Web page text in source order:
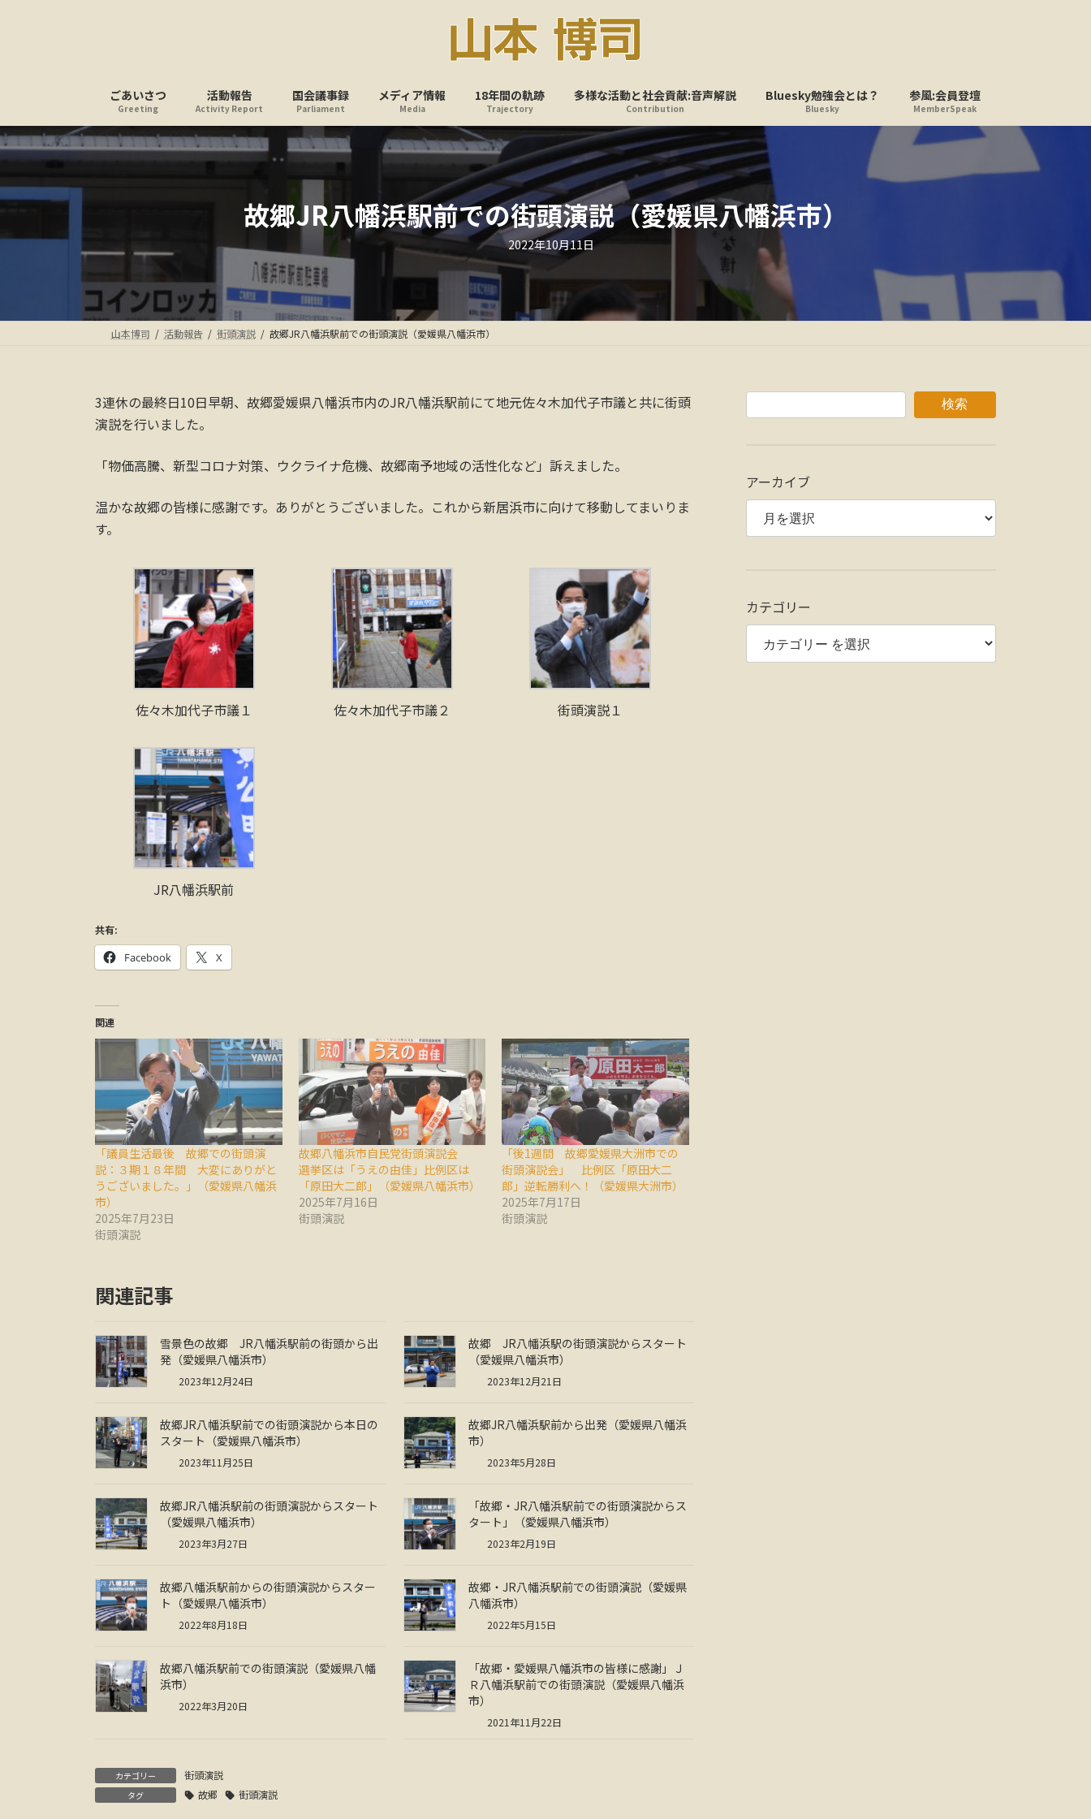
ス
キ
ッ
プ
ン
に
移
動
ごあいさつ
Greeting
活動報告
Activity Report
国会議事録
Parliament
メディア情報
Media
18年間の軌跡
Trajectory
多様な活動と社会貢献:音声解説
Contribution
Bluesky勉強会とは？
Bluesky
参風:会員登壇
MemberSpeak
故郷JR八幡浜駅前での街頭演説（愛媛県八幡浜市）
最
終
更
2022年10月11日
山本博司 活動報告 街頭演説 故郷JR八幡浜駅前での街頭演説（愛媛県八幡浜市）
3連休の最終日10日早朝、故郷愛媛県八幡浜市内のJR八幡浜駅前にて地元佐々木加代子市議と共に街頭
演説を行いました。
「物価高騰、新型コロナ対策、ウクライナ危機、故郷南予地域の活性化など」訴えました。
温かな故郷の皆様に感謝です。ありがとうございました。これから新居浜市に向けて移動してまいりま
す。
佐々木加代子市議１ 佐々木加代子市議２ 街頭演説１
JR八幡浜駅前
共有:
Facebook X
関連
「議員生活最後 故郷での街頭演
説：３期１８年間 大変にありがと
うございました。」（愛媛県八幡浜
市）
2025年7月23日
街頭演説
故郷八幡浜市自民党街頭演説会
選挙区は「うえの由佳」比例区は
「原田大二郎」（愛媛県八幡浜市）
2025年7月16日
街頭演説
「後1週間 故郷愛媛県大洲市での
街頭演説会」 比例区「原田大二
郎」逆転勝利へ！（愛媛県大洲市）
2025年7月17日
街頭演説
関連記事
雪景色の故郷 JR八幡浜駅前の街頭から出
発（愛媛県八幡浜市）
2023年12月24日
故郷 JR八幡浜駅の街頭演説からスタート
（愛媛県八幡浜市）
2023年12月21日
故郷JR八幡浜駅前での街頭演説から本日の
スタート（愛媛県八幡浜市）
2023年11月25日
故郷JR八幡浜駅前から出発（愛媛県八幡浜
市）
2023年5月28日
故郷JR八幡浜駅前の街頭演説からスタート
（愛媛県八幡浜市）
2023年3月27日
「故郷・JR八幡浜駅前での街頭演説からス
タート」（愛媛県八幡浜市）
2023年2月19日
故郷八幡浜駅前からの街頭演説からスター
ト（愛媛県八幡浜市）
2022年8月18日
故郷・JR八幡浜駅前での街頭演説（愛媛県
八幡浜市）
2022年5月15日
故郷八幡浜駅前での街頭演説（愛媛県八幡
浜市）
2022年3月20日
「故郷・愛媛県八幡浜市の皆様に感謝」Ｊ
Ｒ八幡浜駅前での街頭演説（愛媛県八幡浜
市）
2021年11月22日
カテゴリー 街頭演説
タグ 故郷 街頭演説
検索
アーカイブ
カテゴリー